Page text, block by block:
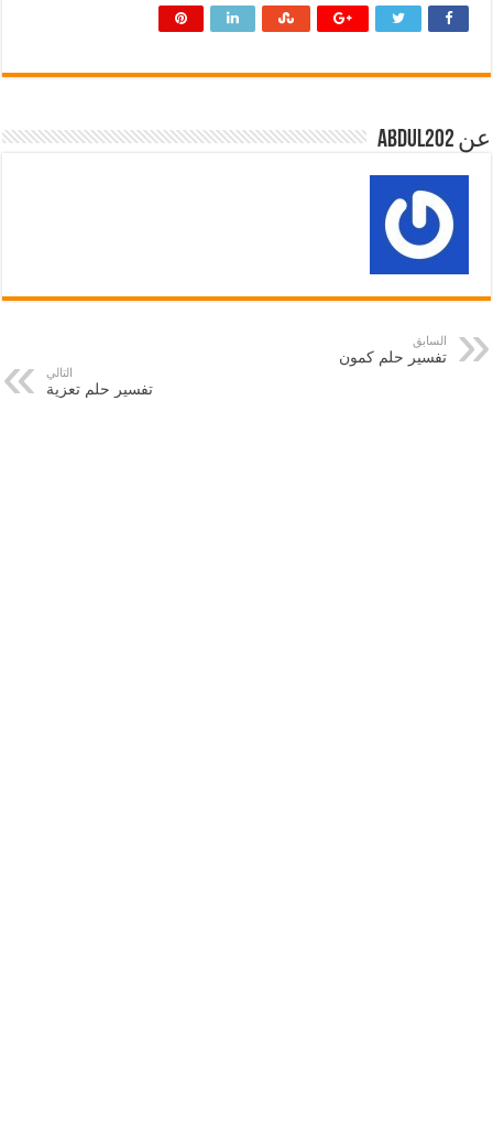
عن abdul202
السابق
تفسير حلم كمون
التالي
تفسير حلم تعزية